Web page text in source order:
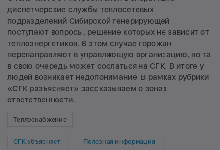
диспетчерские службы теплосетевых
подразделений Сибирской генерирующей
поступают вопросы, решение которых не зависит от
теплоэнергетиков. В этом случае горожан
перенаправляют в управляющую организацию, но та
в свою очередь может сослаться на СГК. В итоге у
людей возникает недопонимание. В рамках рубрики
«СГК разъясняет» рассказываем о зонах
ответственности.
Теплоснабжение
СГК объясняет Полезная информация